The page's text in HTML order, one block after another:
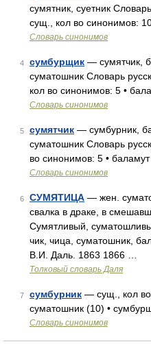
сумятник, суетник
сущ., кол во синонимов:
Словарь синонимов
4 сумбурщик — сумятчик,
суматошник Словарь
кол во синонимов: 5 •
Словарь синонимов
5 сумятчик — сумбурник,
суматошник Словарь
во синонимов: 5 • баламут
Словарь синонимов
6 СУМЯТИЦА — жен.
свалка в драке, в
Сумятливый,
чик, чица, суматошник,
В.И. Даль. 1863 1866 …
Толковый словарь Даля
7 сумбурник — сущ., кол во
суматошник (10) •
Словарь синонимов